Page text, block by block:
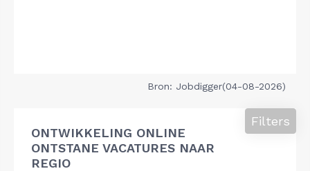
Bron: Jobdigger(04-08-2026)
ONTWIKKELING ONLINE
ONTSTANE VACATURES NAAR
REGIO
Filters